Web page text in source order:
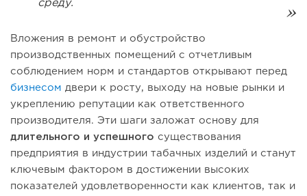
среду.
Вложения в ремонт и обустройство
производственных помещений с отчетливым
соблюдением норм и стандартов открывают перед
бизнесом двери к росту, выходу на новые рынки и
укреплению репутации как ответственного
производителя. Эти шаги заложат основу для
длительного и успешного существования
предприятия в индустрии табачных изделий и станут
ключевым фактором в достижении высоких
показателей удовлетворенности как клиентов, так и